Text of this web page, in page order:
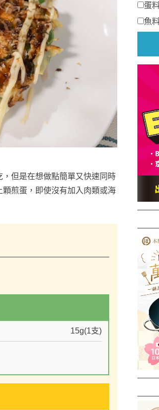
但是在想做點簡單又快速同時
煎蛋，即使沒有加入肉類或海
15g(1支)
蛋
魚